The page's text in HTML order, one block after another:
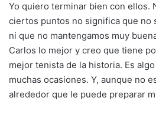
Yo quiero terminar bien con ellos.
ciertos puntos no significa que no
ni que no mantengamos muy
Carlos lo mejor y creo que tiene
mejor tenista de la historia. Es
muchas ocasiones. Y, aunque no
alrededor que le puede preparar